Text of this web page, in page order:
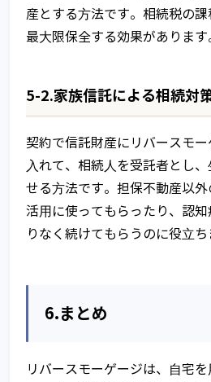
産とする⽅法です。相続税の
最⼤限保全する効果があります
5-2.家族信託による相続対
契約で信託財産にリバースモ
⼊れて、相続⼈を受託者とし
せる⽅法です。担保不動産以外
活⽤に使ってもらったり、認
りなく続けてもらうのに役⽴ち
6.まとめ
リバースモーゲージは、⾃宅